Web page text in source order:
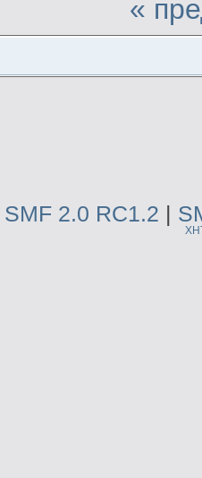
«
2.0 RC1.2 |